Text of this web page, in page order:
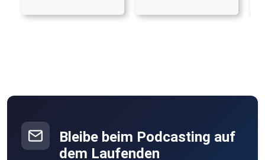
Bleibe beim Podcasting auf
dem Laufenden